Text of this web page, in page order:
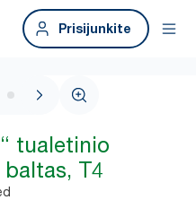
Prisijunkite
tualetinio
T4